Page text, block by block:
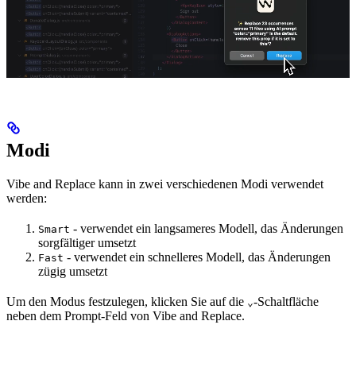
Modi
Vibe and Replace kann in zwei verschiedenen Modi verwendet
werden:
Smart - verwendet ein langsameres Modell, das Änderungen
sorgfältiger umsetzt
Fast - verwendet ein schnelleres Modell, das Änderungen
zügig umsetzt
Um den Modus festzulegen, klicken Sie auf die ⌄-Schaltfläche
neben dem Prompt-Feld von Vibe and Replace.